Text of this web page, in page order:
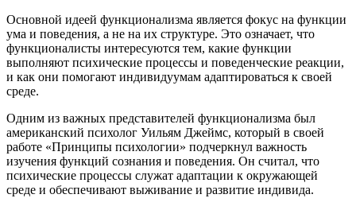
Основной идеей функционализма является фокус на функции
ума и поведения, а не на их структуре. Это означает, что
функционалисты интересуются тем, какие функции
выполняют психические процессы и поведенческие реакции,
и как они помогают индивидуумам адаптироваться к своей
среде.
Одним из важных представителей функционализма был
американский психолог Уильям Джеймс, который в своей
работе «Принципы психологии» подчеркнул важность
изучения функций сознания и поведения. Он считал, что
психические процессы служат адаптации к окружающей
среде и обеспечивают выживание и развитие индивида.